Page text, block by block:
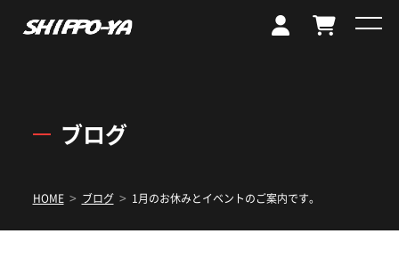
ブログ
HOME > ブログ > 1月のお休みとイベントのご案内です。